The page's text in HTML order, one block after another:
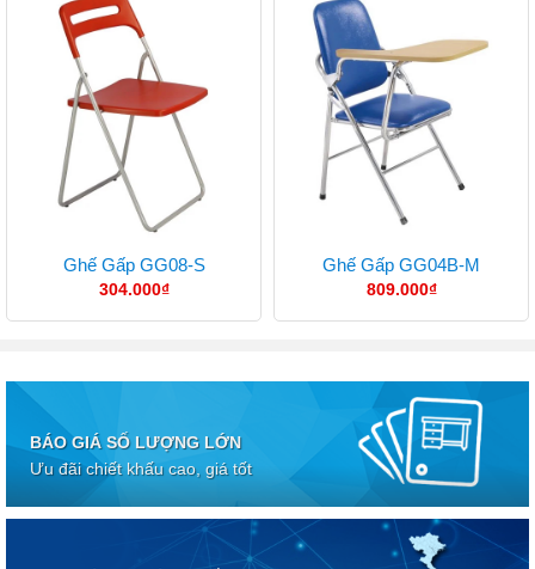
Ghế Gấp GG08-S
304.000₫
Ghế Gấp GG04B-M
809.000₫
BÁO GIÁ SỐ LƯỢNG LỚN
Ưu đãi chiết khấu cao, giá tốt